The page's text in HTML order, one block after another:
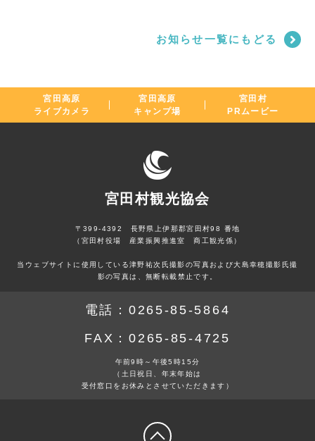
お知らせ一覧にもどる
宮田高原
ライブカメラ
宮田高原
キャンプ場
宮田村
PRムービー
宮田村観光協会
〒399-4392 長野県上伊那郡宮田村98 番地
（宮田村役場 産業振興推進室 商工観光係）
当ウェブサイトに使用している津野祐次氏撮影の写真および大島幸穂撮影氏撮
影の写真は、無断転載禁止です。
電話： 0265-85-5864
FAX：0265-85-4725
午前9時～午後5時15分
（土日祝日、年末年始は
受付窓口をお休みとさせていただきます）